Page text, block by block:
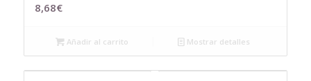
8,68€
Añadir al carrito Mostrar detalles